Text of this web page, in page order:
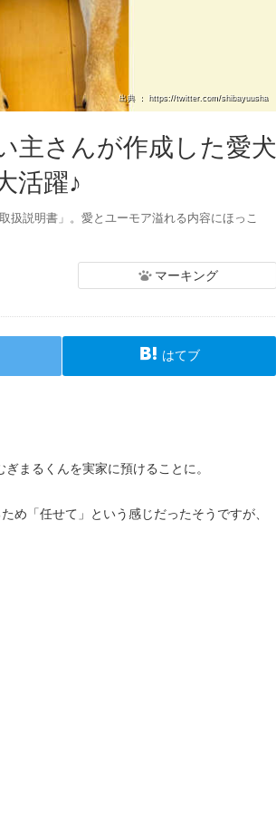
出典 ： https://twitter.com/shibayuusha
主さんが作成した愛犬
活躍♪
扱説明書」。愛とユーモア溢れる内容にほっこ
マーキング
はてブ
まるくんを実家に預けることに。
め「任せて」という感じだったそうですが、